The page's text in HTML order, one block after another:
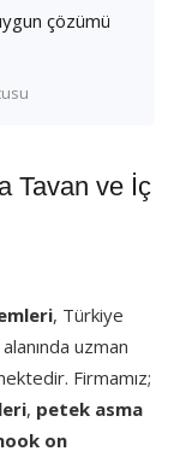
çözümü
Tavan ve İç
, Türkiye
alanında uzman
Firmamız;
, petek asma
on